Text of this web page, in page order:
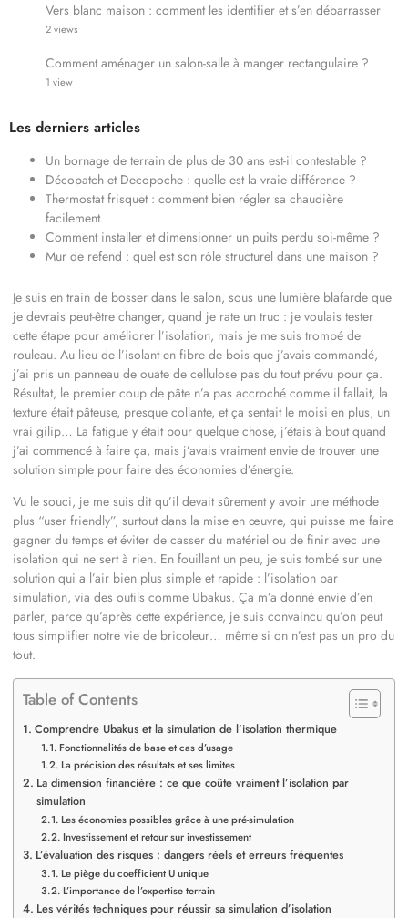
Je suis en train de bosser dans le salon, sous une lumière blafarde que
je devrais peut-être changer, quand je rate un truc : je voulais tester
cette étape pour améliorer l’isolation, mais je me suis trompé de
rouleau. Au lieu de l’isolant en fibre de bois que j’avais commandé,
j’ai pris un panneau de ouate de cellulose pas du tout prévu pour ça.
Résultat, le premier coup de pâte n’a pas accroché comme il fallait, la
texture était pâteuse, presque collante, et ça sentait le moisi en plus, un
vrai gilip… La fatigue y était pour quelque chose, j’étais à bout quand
j’ai commencé à faire ça, mais j’avais vraiment envie de trouver une
solution simple pour faire des économies d’énergie.
Vu le souci, je me suis dit qu’il devait sûrement y avoir une méthode
plus “user friendly”, surtout dans la mise en œuvre, qui puisse me faire
gagner du temps et éviter de casser du matériel ou de finir avec une
isolation qui ne sert à rien. En fouillant un peu, je suis tombé sur une
solution qui a l’air bien plus simple et rapide : l’isolation par
simulation, via des outils comme Ubakus. Ça m’a donné envie d’en
parler, parce qu’après cette expérience, je suis convaincu qu’on peut
tous simplifier notre vie de bricoleur… même si on n’est pas un pro du
tout.
Table of Contents
Comprendre Ubakus et la simulation de l’isolation thermique
Fonctionnalités de base et cas d’usage
La précision des résultats et ses limites
La dimension financière : ce que coûte vraiment l’isolation par
simulation
Les économies possibles grâce à une pré-simulation
Investissement et retour sur investissement
L’évaluation des risques : dangers réels et erreurs fréquentes
Le piège du coefficient U unique
L’importance de l’expertise terrain
Les vérités techniques pour réussir sa simulation d’isolation
Vers blanc maison : comment les identifier et s’en débarrasser
2 views
Comment aménager un salon-salle à manger rectangulaire ?
1 view
Les derniers articles
Un bornage de terrain de plus de 30 ans est-il contestable ?
Décopatch et Decopoche : quelle est la vraie différence ?
Thermostat frisquet : comment bien régler sa chaudière
facilement
Comment installer et dimensionner un puits perdu soi-même ?
Mur de refend : quel est son rôle structurel dans une maison ?